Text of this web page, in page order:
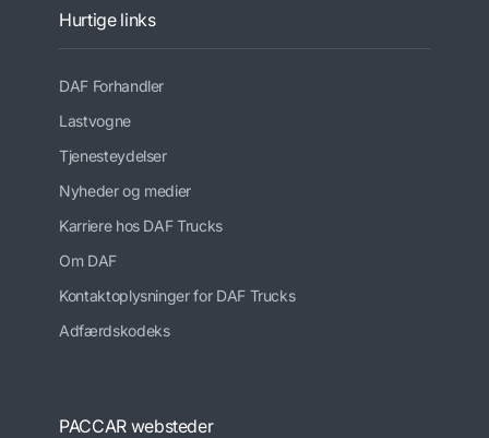
Hurtige links
DAF Forhandler
Lastvogne
Tjenesteydelser
Nyheder og medier
Karriere hos DAF Trucks
Om DAF
Kontaktoplysninger for DAF Trucks
Adfærdskodeks
PACCAR websteder